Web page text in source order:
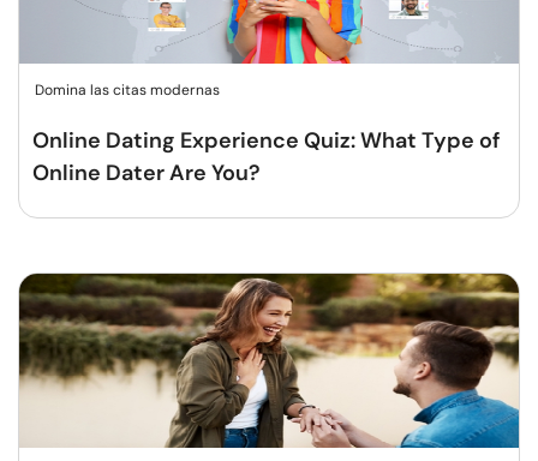
Domina las citas modernas
Online Dating Experience Quiz: What Type of
Online Dater Are You?